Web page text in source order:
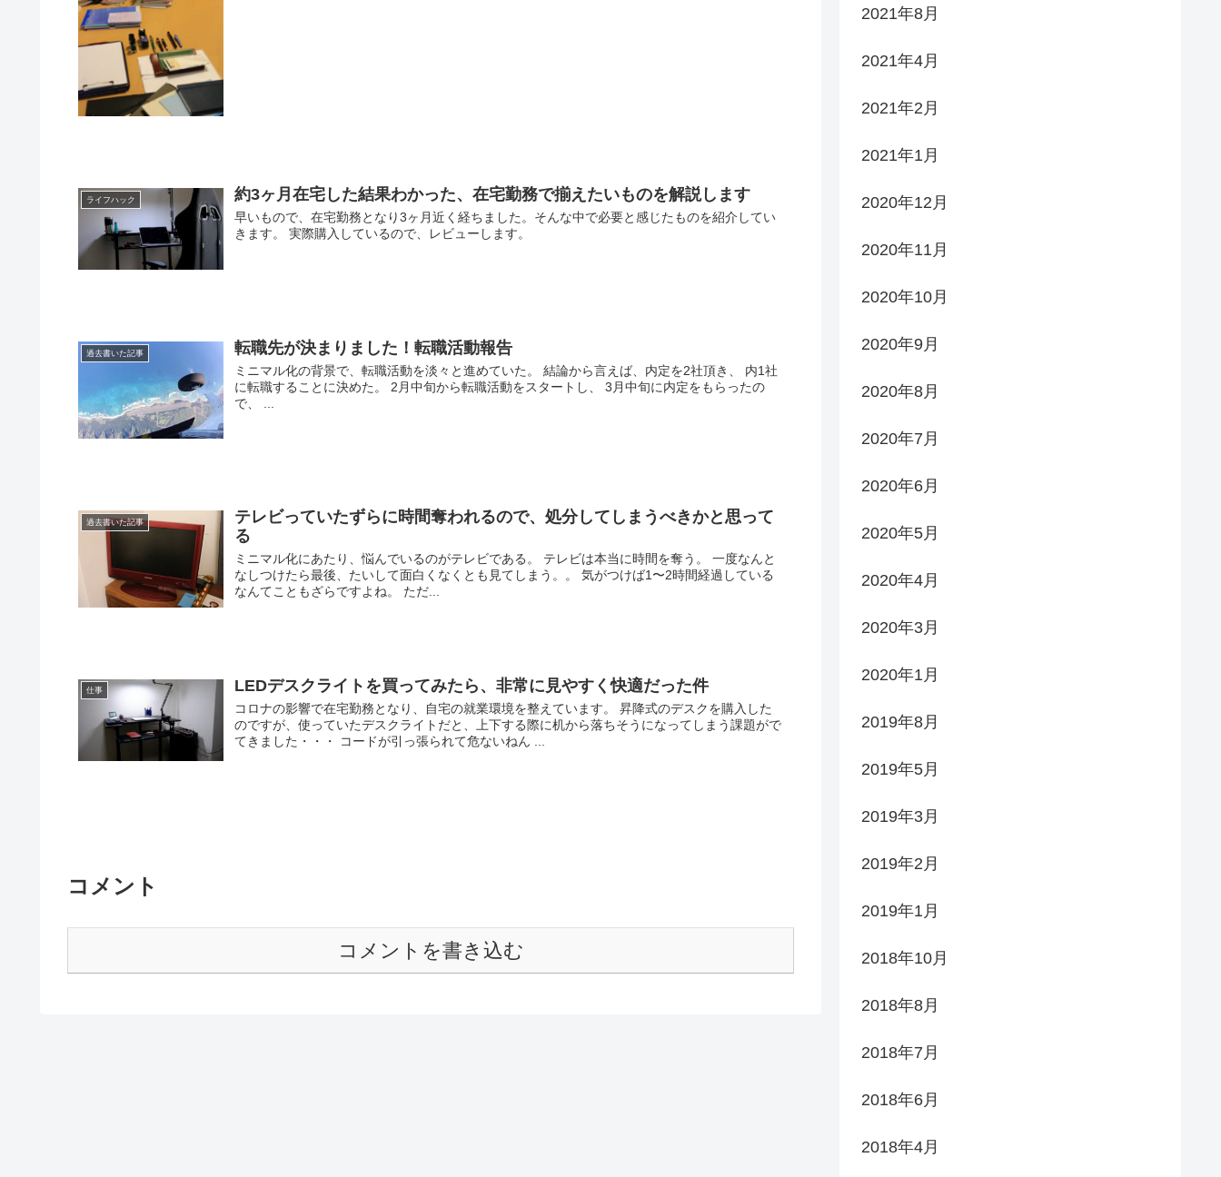
ライフハック 約3ヶ月在宅した結果わかった、在宅勤務で揃えたいものを解説します
早いもので、在宅勤務となり3ヶ月近く経ちました。そんな中で必要と感じたものを紹介してい
きます。 実際購入しているので、レビューします。
過去書いた記事 転職先が決まりました！転職活動報告
ミニマル化の背景で、転職活動を淡々と進めていた。 結論から言えば、内定を2社頂き、 内1社
に転職することに決めた。 2月中旬から転職活動をスタートし、 3月中旬に内定をもらったの
で、 ...
過去書いた記事
テレビっていたずらに時間奪われるので、処分してしまうべきかと思って
る
ミニマル化にあたり、悩んでいるのがテレビである。 テレビは本当に時間を奪う。 一度なんと
なしつけたら最後、たいして面白くなくとも見てしまう。。 気がつけば1〜2時間経過している
なんてこともざらですよね。 ただ...
仕事 LEDデスクライトを買ってみたら、非常に見やすく快適だった件
コロナの影響で在宅勤務となり、自宅の就業環境を整えています。 昇降式のデスクを購入した
のですが、使っていたデスクライトだと、上下する際に机から落ちそうになってしまう課題がで
てきました・・・ コードが引っ張られて危ないねん ...
コメント
コメントを書き込む
2021年8月
2021年4月
2021年2月
2021年1月
2020年12月
2020年11月
2020年10月
2020年9月
2020年8月
2020年7月
2020年6月
2020年5月
2020年4月
2020年3月
2020年1月
2019年8月
2019年5月
2019年3月
2019年2月
2019年1月
2018年10月
2018年8月
2018年7月
2018年6月
2018年4月